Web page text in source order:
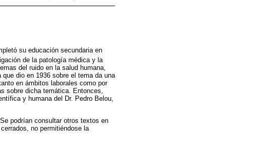
su educación secundaria en
de la patología médica y la
del ruido en la salud humana,
dio en 1936 sobre el tema da una
en ámbitos laborales como por
sobre dicha temática. Entonces,
y humana del Dr. Pedro Belou,
podrían consultar otros textos en
no permitiéndose la